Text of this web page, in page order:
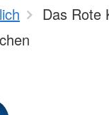
Das Rote